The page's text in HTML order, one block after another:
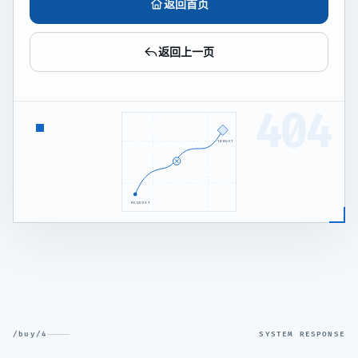
返回首页
返回上一页
REQUEST
TARGET
/buy/4 SYSTEM RESPONSE